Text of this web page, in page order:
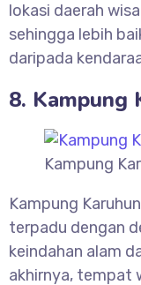
lokasi daerah
sehingga lebih
daripada
8. Kampung
Kampung
Kampung
terpadu dengan
keindahan alam
akhirnya, tempat